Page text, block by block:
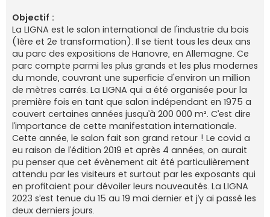
Objectif :
La LIGNA est le salon international de l'industrie du bois
(1ère et 2e transformation). Il se tient tous les deux ans
au parc des expositions de Hanovre, en Allemagne. Ce
parc compte parmi les plus grands et les plus modernes
du monde, couvrant une superficie d'environ un million
de mètres carrés. La LIGNA qui a été organisée pour la
première fois en tant que salon indépendant en 1975 a
couvert certaines années jusqu’à 200 000 m². C’est dire
l’importance de cette manifestation internationale.
Cette année, le salon fait son grand retour ! Le covid a
eu raison de l’édition 2019 et après 4 années, on aurait
pu penser que cet évènement ait été particulièrement
attendu par les visiteurs et surtout par les exposants qui
en profitaient pour dévoiler leurs nouveautés. La LIGNA
2023 s’est tenue du 15 au 19 mai dernier et j’y ai passé les
deux derniers jours.